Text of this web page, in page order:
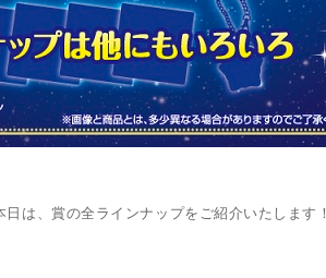
は、賞の全ラインナップをご紹介いたします！